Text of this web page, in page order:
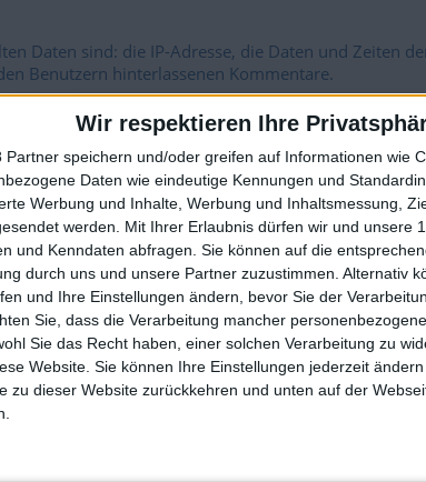
Wir respektieren Ihre
Partner speichern und/oder greifen auf Informationen wie
Daten wie eindeutige Kennungen und
Werbung und Inhalte, Werbung und Inhaltsmessung,
werden.
Mit Ihrer Erlaubnis dürfen wir und unsere
und Kenndaten abfragen. Sie können auf die
durch uns und unsere Partner zuzustimmen. Alternativ
und Ihre Einstellungen ändern, bevor Sie der
Sie, dass die Verarbeitung mancher
Sie das Recht haben, einer solchen Verarbeitung zu
Website. Sie können Ihre Einstellungen jederzeit
zu dieser Website zurückkehren und unten auf der
Daten sind: die IP-Adresse, die Daten und Zeiten
Benutzern hinterlassenen Kommentare.
von Betrug auf geographie-spiele.com
auf die Site und TLS-Verschlüsselung geschützt.
spiele.com gesammelt oder genutzt.
Widerruf der Einwilligung zur Speicherung
zur Folge.
🇺🇸 We noticed you’re visiting
an English-speaking country
Join our American version now and be
the firsts to submit your score on our
leaderboards!